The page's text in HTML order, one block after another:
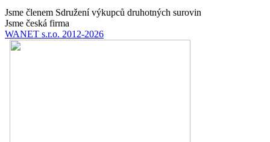
Jsme členem Sdružení výkupců druhotných surovin
Jsme česká firma
WANET s.r.o. 2012-2026